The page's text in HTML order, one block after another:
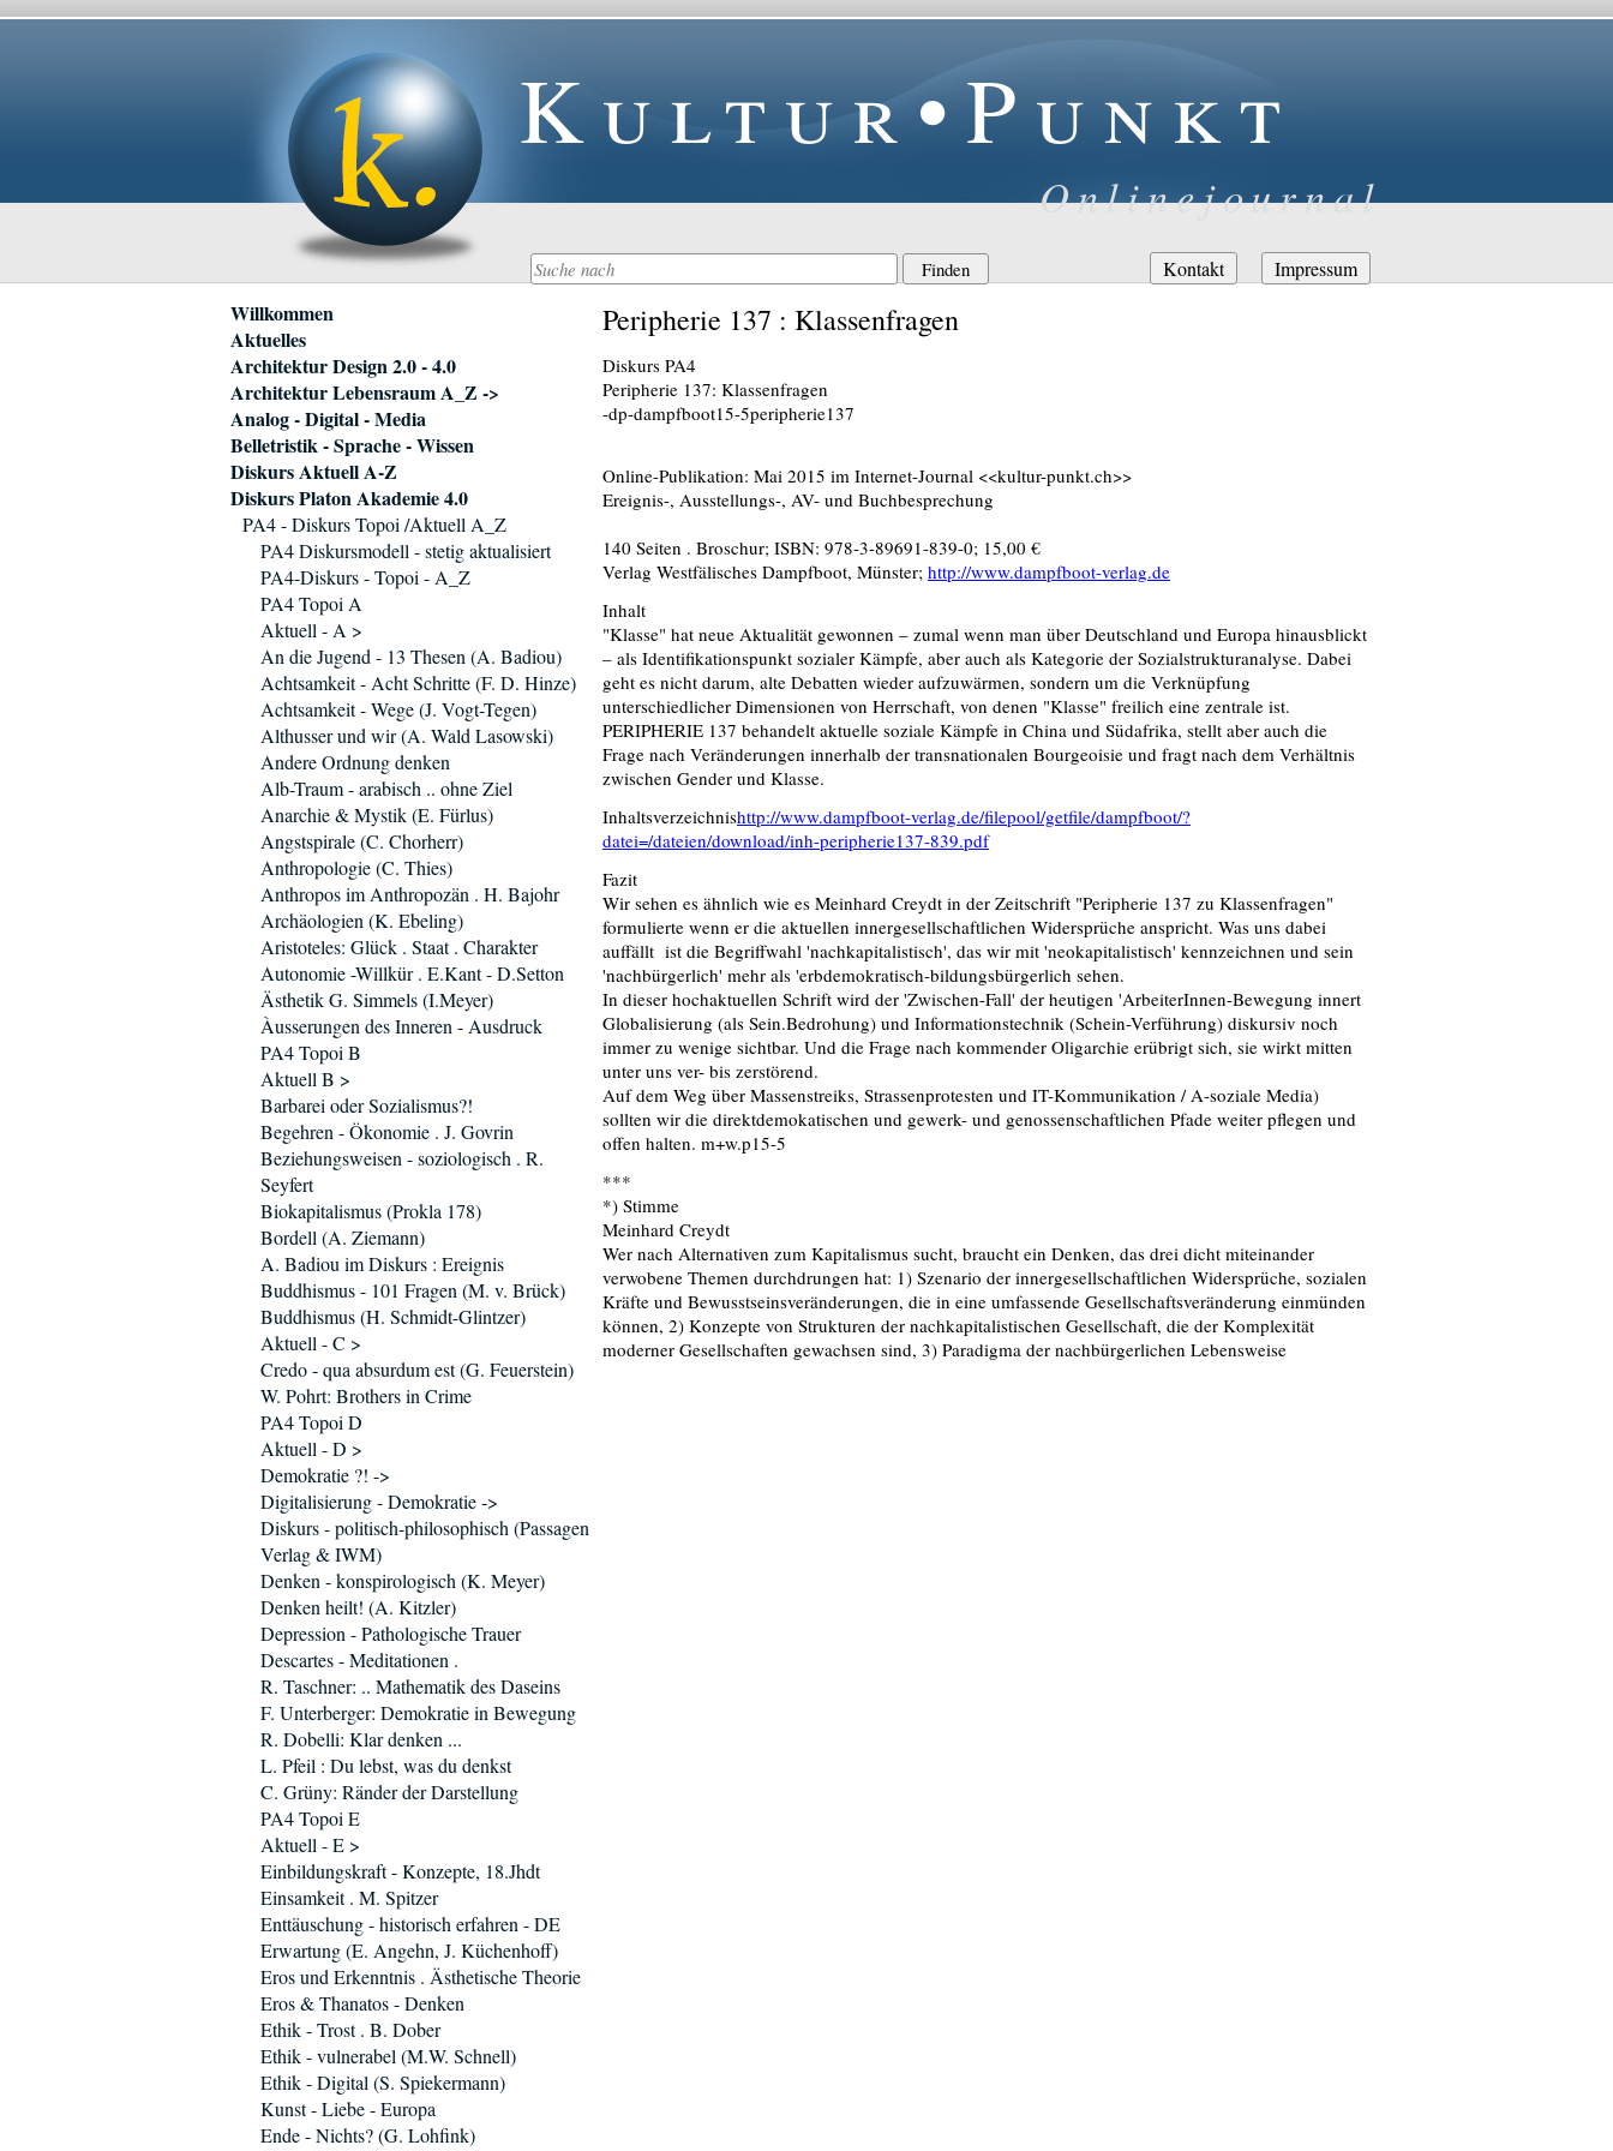
Kultur•Punkt
Onlinejournal
Navigation
überspringen
Kontakt Impressum
Peripherie 137 : Klassenfragen
Diskurs PA4
Peripherie 137: Klassenfragen
-dp-dampfboot15-5peripherie137
Online-Publikation: Mai 2015 im Internet-Journal <<kultur-punkt.ch>>
Ereignis-, Ausstellungs-, AV- und Buchbesprechung
140 Seiten . Broschur; ISBN: 978-3-89691-839-0; 15,00 €
Verlag Westfälisches Dampfboot, Münster; http://www.dampfboot-verlag.de
Inhalt
"Klasse" hat neue Aktualität gewonnen – zumal wenn man über Deutschland und Europa hinausblickt
– als Identifikationspunkt sozialer Kämpfe, aber auch als Kategorie der Sozialstrukturanalyse. Dabei
geht es nicht darum, alte Debatten wieder aufzuwärmen, sondern um die Verknüpfung
unterschiedlicher Dimensionen von Herrschaft, von denen "Klasse" freilich eine zentrale ist.
PERIPHERIE 137 behandelt aktuelle soziale Kämpfe in China und Südafrika, stellt aber auch die
Frage nach Veränderungen innerhalb der transnationalen Bourgeoisie und fragt nach dem Verhältnis
zwischen Gender und Klasse.
Inhaltsverzeichnishttp://www.dampfboot-verlag.de/filepool/getfile/dampfboot/?
datei=/dateien/download/inh-peripherie137-839.pdf
Fazit
Wir sehen es ähnlich wie es Meinhard Creydt in der Zeitschrift "Peripherie 137 zu Klassenfragen"
formulierte wenn er die aktuellen innergesellschaftlichen Widersprüche anspricht. Was uns dabei
auffällt ist die Begriffwahl 'nachkapitalistisch', das wir mit 'neokapitalistisch' kennzeichnen und sein
'nachbürgerlich' mehr als 'erbdemokratisch-bildungsbürgerlich sehen.
In dieser hochaktuellen Schrift wird der 'Zwischen-Fall' der heutigen 'ArbeiterInnen-Bewegung innert
Globalisierung (als Sein.Bedrohung) und Informationstechnik (Schein-Verführung) diskursiv noch
immer zu wenige sichtbar. Und die Frage nach kommender Oligarchie erübrigt sich, sie wirkt mitten
unter uns ver- bis zerstörend.
Auf dem Weg über Massenstreiks, Strassenprotesten und IT-Kommunikation / A-soziale Media)
sollten wir die direktdemokatischen und gewerk- und genossenschaftlichen Pfade weiter pflegen und
offen halten. m+w.p15-5
***
*) Stimme
Meinhard Creydt
Wer nach Alternativen zum Kapitalismus sucht, braucht ein Denken, das drei dicht miteinander
verwobene Themen durchdrungen hat: 1) Szenario der innergesellschaftlichen Widersprüche, sozialen
Kräfte und Bewusstseinsveränderungen, die in eine umfassende Gesellschaftsveränderung einmünden
können, 2) Konzepte von Strukturen der nachkapitalistischen Gesellschaft, die der Komplexität
moderner Gesellschaften gewachsen sind, 3) Paradigma der nachbürgerlichen Lebensweise
Navigation
überspringen
Willkommen
Aktuelles
Architektur Design 2.0 - 4.0
Architektur Lebensraum A_Z ->
Analog - Digital - Media
Belletristik - Sprache - Wissen
Diskurs Aktuell A-Z
Diskurs Platon Akademie 4.0
PA4 - Diskurs Topoi /Aktuell A_Z
PA4 Diskursmodell - stetig aktualisiert
PA4-Diskurs - Topoi - A_Z
PA4 Topoi A
Aktuell - A >
An die Jugend - 13 Thesen (A. Badiou)
Achtsamkeit - Acht Schritte (F. D. Hinze)
Achtsamkeit - Wege (J. Vogt-Tegen)
Althusser und wir (A. Wald Lasowski)
Andere Ordnung denken
Alb-Traum - arabisch .. ohne Ziel
Anarchie & Mystik (E. Fürlus)
Angstspirale (C. Chorherr)
Anthropologie (C. Thies)
Anthropos im Anthropozän . H. Bajohr
Archäologien (K. Ebeling)
Aristoteles: Glück . Staat . Charakter
Autonomie -Willkür . E.Kant - D.Setton
Ästhetik G. Simmels (I.Meyer)
Àusserungen des Inneren - Ausdruck
PA4 Topoi B
Aktuell B >
Barbarei oder Sozialismus?!
Begehren - Ökonomie . J. Govrin
Beziehungsweisen - soziologisch . R.
Seyfert
Biokapitalismus (Prokla 178)
Bordell (A. Ziemann)
A. Badiou im Diskurs : Ereignis
Buddhismus - 101 Fragen (M. v. Brück)
Buddhismus (H. Schmidt-Glintzer)
Aktuell - C >
Credo - qua absurdum est (G. Feuerstein)
W. Pohrt: Brothers in Crime
PA4 Topoi D
Aktuell - D >
Demokratie ?! ->
Digitalisierung - Demokratie ->
Diskurs - politisch-philosophisch (Passagen
Verlag & IWM)
Denken - konspirologisch (K. Meyer)
Denken heilt! (A. Kitzler)
Depression - Pathologische Trauer
Descartes - Meditationen .
R. Taschner: .. Mathematik des Daseins
F. Unterberger: Demokratie in Bewegung
R. Dobelli: Klar denken ...
L. Pfeil : Du lebst, was du denkst
C. Grüny: Ränder der Darstellung
PA4 Topoi E
Aktuell - E >
Einbildungskraft - Konzepte, 18.Jhdt
Einsamkeit . M. Spitzer
Enttäuschung - historisch erfahren - DE
Erwartung (E. Angehn, J. Küchenhoff)
Eros und Erkenntnis . Ästhetische Theorie
Eros & Thanatos - Denken
Ethik - Trost . B. Dober
Ethik - vulnerabel (M.W. Schnell)
Ethik - Digital (S. Spiekermann)
Kunst - Liebe - Europa
Ende - Nichts? (G. Lohfink)